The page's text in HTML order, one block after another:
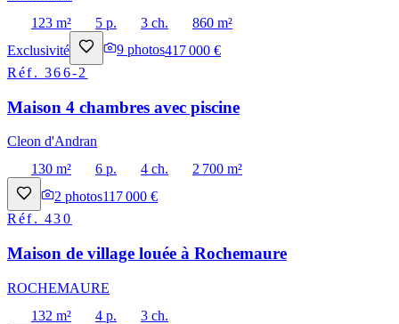
123 m²
5 p. 3 ch.
860 m²
Exclusivité
9 photos417 000 €
Réf.366-2
Maison 4 chambres avec piscine
Cleon d'Andran
130 m²
6 p. 4 ch.
2 700 m²
2 photos117 000 €
Réf.430
Maison de village louée à Rochemaure
ROCHEMAURE
132 m²
4 p.
3 ch.